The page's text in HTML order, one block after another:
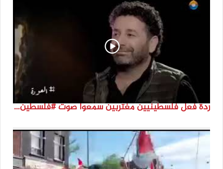
ردة فعل فلسطينيين مغتربين سمعوا صوت #فلسطين لأول مرة #نتماء2022 #القدس_موعدنا #النكبة74